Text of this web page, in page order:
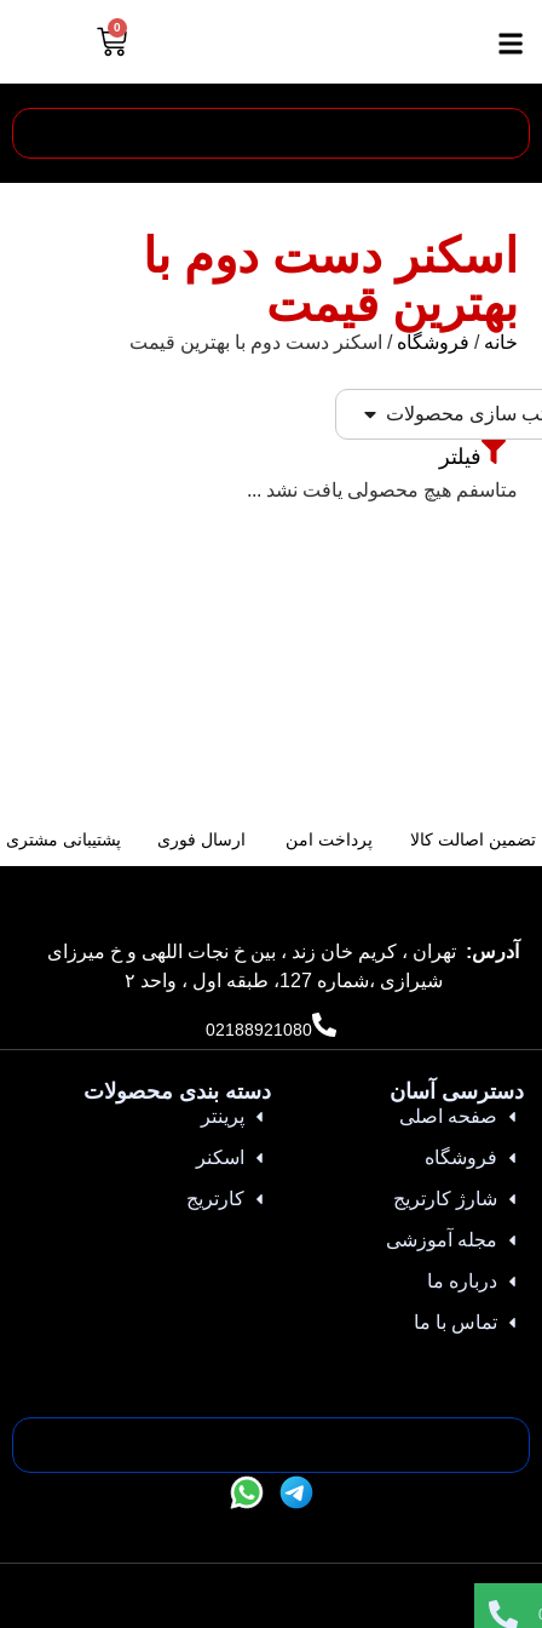
0
اسکنر دست دوم با
بهترین قیمت
خانه / فروشگاه / اسکنر دست دوم با بهترین قیمت
سازی محصولات
فیلتر
متاسفم هیچ محصولی یافت نشد ...
تضمین اصالت کالا پرداخت امن ارسال فوری پشتیبانی مشتری
آدرس: تهران ، کریم خان زند ، بین خ نجات اللهی و خ میرزای
شیرازی ،شماره 127، طبقه اول ، واحد ۲
02188921080
دسترسی آسان
صفحه اصلی
فروشگاه
شارژ کارتریج
مجله آموزشی
درباره ما
تماس با ما
دسته بندی محصولات
پرینتر
اسکنر
کارتریج
تمامی حقوق این سایت متعلق به —- می باشد |